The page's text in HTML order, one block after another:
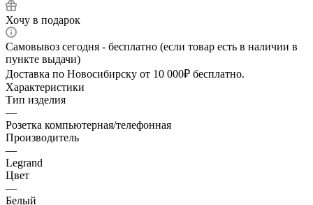
Хочу в подарок
Самовывоз сегодня - бесплатно (если товар есть в наличии в
пункте выдачи)
Доставка по Новосибирску от 10 000₽ бесплатно.
Характеристики
Тип изделия
—
Розетка компьютерная/телефонная
Производитель
—
Legrand
Цвет
—
Белый